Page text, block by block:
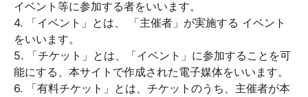
イベント等に参加する者をいいます。
4. 「イベント」とは、 「主催者」が実施する イベント
をいいます。
5. 「チケット」とは、「イベント」に参加することを可
能にする、本サイトで作成された電子媒体をいいます。
6. 「有料チケット」とは、チケットのうち、主催者が本